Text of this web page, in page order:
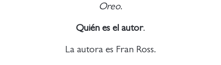
Oreo.
Quién es el autor.
La autora es Fran Ross.